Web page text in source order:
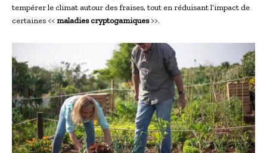
tempérer le climat autour des fraises, tout en réduisant l’impact de
certaines <<maladies cryptogamiques>>.